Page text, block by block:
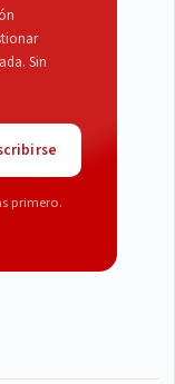
Sin
primero.